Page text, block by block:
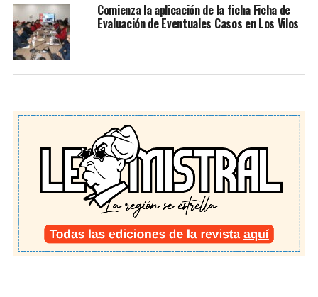
Comienza la aplicación de la ficha Ficha de
Evaluación de Eventuales Casos en Los Vilos